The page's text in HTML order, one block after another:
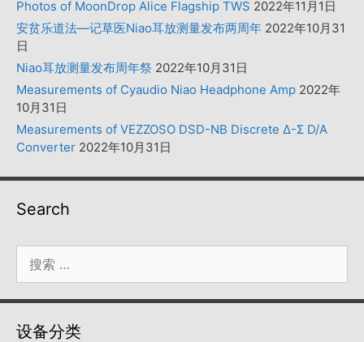
Photos of MoonDrop Alice Flagship TWS 2022年11月1日
安贫乐道法—记草医Niao耳放测量发布两周年 2022年10月31
日
Niao耳放测量发布周年祭 2022年10月31日
Measurements of Cyaudio Niao Headphone Amp 2022年
10月31日
Measurements of VEZZOSO DSD-NB Discrete Δ-Σ D/A
Converter 2022年10月31日
Search
索：
设备分类